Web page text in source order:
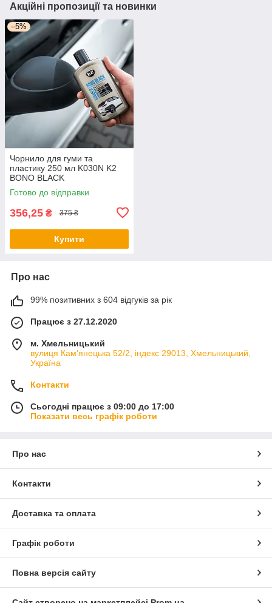
Акційні пропозиції та новинки
–5%
Чорнило для гуми та
пластику 250 мл K030N K2
BONO BLACK
Готово до відправки
356,25 ₴ 375 ₴
Купити
Про нас
99% позитивних з 604 відгуків за рік
Працює з 27.12.2020
м. Хмельницький
вулиця Кам'янецька 52/2, індекс 29013, Хмельницький,
Україна
Контакти
Сьогодні працює з 09:00 до 17:00
Показати весь графік роботи
Про нас
Контакти
Доставка та оплата
Графік роботи
Повна версія сайту